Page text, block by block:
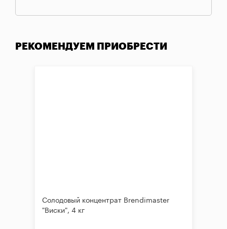
РЕКОМЕНДУЕМ ПРИОБРЕСТИ
Солодовый концентрат Brendimaster
"Виски", 4 кг